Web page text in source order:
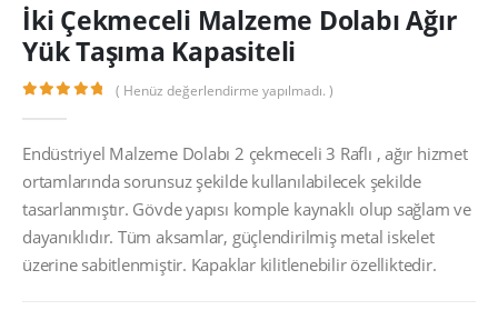
İki Çekmeceli Malzeme Dolabı Ağır
Yük Taşıma Kapasiteli
( Henüz değerlendirme yapılmadı. )
Endüstriyel Malzeme Dolabı 2 çekmeceli 3 Raflı , ağır hizmet
ortamlarında sorunsuz şekilde kullanılabilecek şekilde
tasarlanmıştır. Gövde yapısı komple kaynaklı olup sağlam ve
dayanıklıdır. Tüm aksamlar, güçlendirilmiş metal iskelet
üzerine sabitlenmiştir. Kapaklar kilitlenebilir özelliktedir.